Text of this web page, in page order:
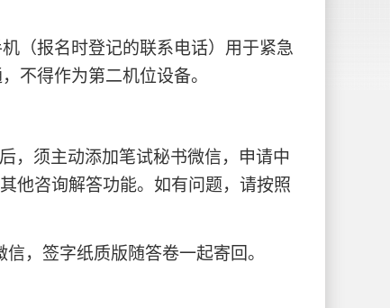
（报名时登记的联系电话）用于紧急
不得作为第二机位设备。
，须主动添加笔试秘书微信，申请中
他咨询解答功能。如有问题，请按照
，签字纸质版随答卷一起寄回。